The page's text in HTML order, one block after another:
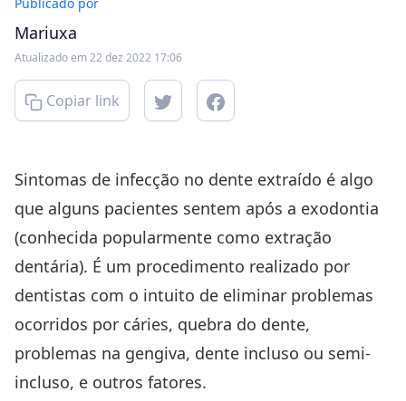
Mariuxa
Atualizado em 22 dez 2022 17:06
Copiar link
Sintomas de infecção no dente extraído é algo
que alguns pacientes sentem após a exodontia
(conhecida popularmente como extração
dentária). É um procedimento realizado por
dentistas com o intuito de eliminar problemas
ocorridos por cáries, quebra do dente,
problemas na gengiva, dente incluso ou semi-
incluso, e outros fatores.